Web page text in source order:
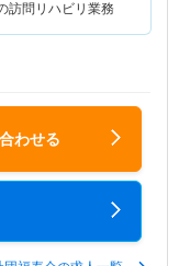
訪問リハビリ業務
わせる